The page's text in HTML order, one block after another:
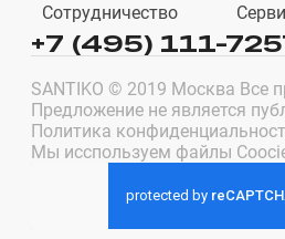
Сотрудничество
+7 (495) 111-
SANTIKO © 2019 Москва Все
Предложение не является
Политика
Мы исспользуем файлы